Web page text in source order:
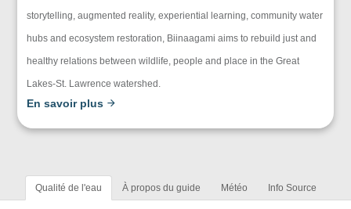
storytelling, augmented reality, experiential learning, community water
hubs and ecosystem restoration, Biinaagami aims to rebuild just and
healthy relations between wildlife, people and place in the Great
Lakes-St. Lawrence watershed.
En savoir plus
Qualité de l'eau À propos du guide Météo Info Source